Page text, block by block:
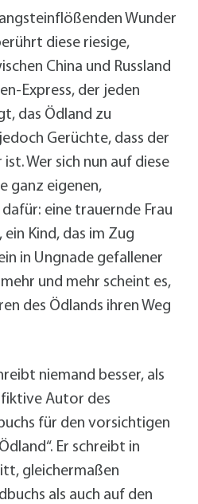
Wunder
diese riesige,
China und Russland
Express, der jeden
das Ödland zu
Gerüchte, dass der
Wer sich nun auf diese
ganz eigenen,
eine trauernde Frau
Kind, das im Zug
in Ungnade gefallener
und mehr scheint es,
des Ödlands ihren Weg
niemand besser, als
Autor des
für den vorsichtigen
Er schreibt in
gleichermaßen
als auch auf den